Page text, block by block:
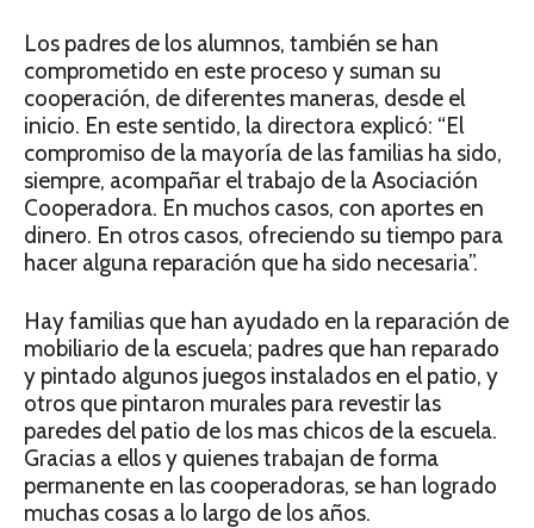
Los padres de los alumnos, también se han
comprometido en este proceso y suman su
cooperación, de diferentes maneras, desde el
inicio. En este sentido, la directora explicó: “El
compromiso de la mayoría de las familias ha sido,
siempre, acompañar el trabajo de la Asociación
Cooperadora. En muchos casos, con aportes en
dinero. En otros casos, ofreciendo su tiempo para
hacer alguna reparación que ha sido necesaria”.
Hay familias que han ayudado en la reparación de
mobiliario de la escuela; padres que han reparado
y pintado algunos juegos instalados en el patio, y
otros que pintaron murales para revestir las
paredes del patio de los mas chicos de la escuela.
Gracias a ellos y quienes trabajan de forma
permanente en las cooperadoras, se han logrado
muchas cosas a lo largo de los años.